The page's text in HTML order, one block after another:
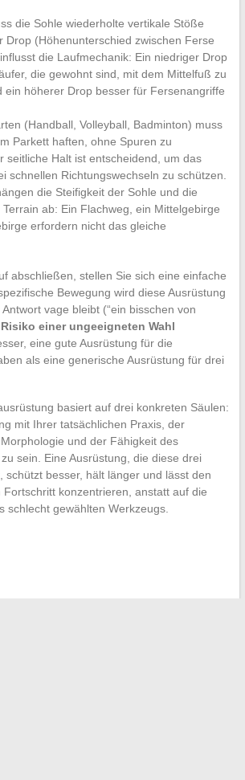
die Sohle wiederholte vertikale Stöße
Drop (Höhenunterschied zwischen Ferse
die Laufmechanik: Ein niedriger Drop
die gewohnt sind, mit dem Mittelfuß zu
ein höherer Drop besser für Fersenangriffe
(Handball, Volleyball, Badminton) muss
Parkett haften, ohne Spuren zu
seitliche Halt ist entscheidend, um das
schnellen Richtungswechseln zu schützen.
die Steifigkeit der Sohle und die
ab: Ein Flachweg, ein Mittelgebirge
erfordern nicht das gleiche
abschließen, stellen Sie sich eine einfache
Bewegung wird diese Ausrüstung
vage bleibt (“ein bisschen von
einer ungeeigneten Wahl
eine gute Ausrüstung für die
als eine generische Ausrüstung für drei
basiert auf drei konkreten Säulen:
mit Ihrer tatsächlichen Praxis, der
und der Fähigkeit des
sein. Eine Ausrüstung, die diese drei
schützt besser, hält länger und lässt den
Fortschritt konzentrieren, anstatt auf die
schlecht gewählten Werkzeugs.